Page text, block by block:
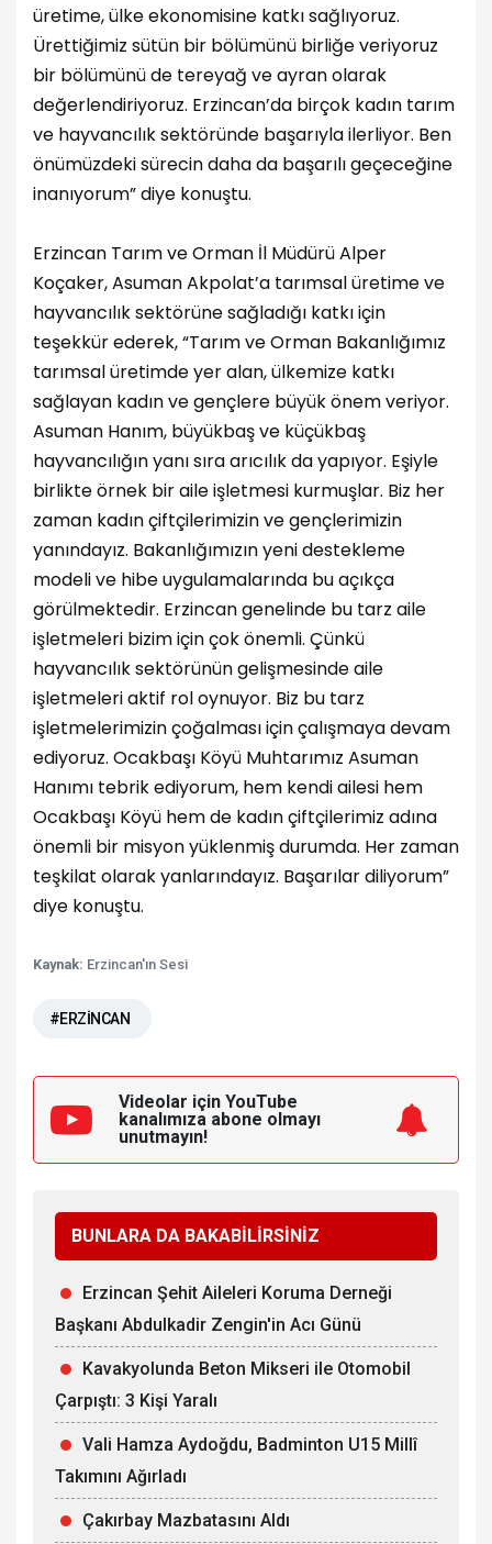
üretime, ülke ekonomisine katkı sağlıyoruz.
Ürettiğimiz sütün bir bölümünü birliğe veriyoruz
bir bölümünü de tereyağ ve ayran olarak
değerlendiriyoruz. Erzincan’da birçok kadın tarım
ve hayvancılık sektöründe başarıyla ilerliyor. Ben
önümüzdeki sürecin daha da başarılı geçeceğine
inanıyorum” diye konuştu.
Erzincan Tarım ve Orman İl Müdürü Alper
Koçaker, Asuman Akpolat’a tarımsal üretime ve
hayvancılık sektörüne sağladığı katkı için
teşekkür ederek, “Tarım ve Orman Bakanlığımız
tarımsal üretimde yer alan, ülkemize katkı
sağlayan kadın ve gençlere büyük önem veriyor.
Asuman Hanım, büyükbaş ve küçükbaş
hayvancılığın yanı sıra arıcılık da yapıyor. Eşiyle
birlikte örnek bir aile işletmesi kurmuşlar. Biz her
zaman kadın çiftçilerimizin ve gençlerimizin
yanındayız. Bakanlığımızın yeni destekleme
modeli ve hibe uygulamalarında bu açıkça
görülmektedir. Erzincan genelinde bu tarz aile
işletmeleri bizim için çok önemli. Çünkü
hayvancılık sektörünün gelişmesinde aile
işletmeleri aktif rol oynuyor. Biz bu tarz
işletmelerimizin çoğalması için çalışmaya devam
ediyoruz. Ocakbaşı Köyü Muhtarımız Asuman
Hanımı tebrik ediyorum, hem kendi ailesi hem
Ocakbaşı Köyü hem de kadın çiftçilerimiz adına
önemli bir misyon yüklenmiş durumda. Her zaman
teşkilat olarak yanlarındayız. Başarılar diliyorum”
diye konuştu.
Kaynak: Erzincan'ın Sesi
#ERZİNCAN
Videolar için YouTube
kanalımıza abone olmayı
unutmayın!
BUNLARA DA BAKABİLİRSİNİZ
Erzincan Şehit Aileleri Koruma Derneği
Başkanı Abdulkadir Zengin'in Acı Günü
Kavakyolunda Beton Mikseri ile Otomobil
Çarpıştı: 3 Kişi Yaralı
Vali Hamza Aydoğdu, Badminton U15 Millî
Takımını Ağırladı
Çakırbay Mazbatasını Aldı